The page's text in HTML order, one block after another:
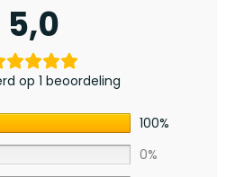
5,0
op 1 beoordeling
100%
0%